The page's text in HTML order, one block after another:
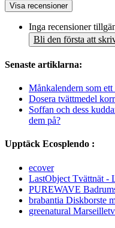
Visa recensioner
Inga recensioner
Bli den första att
Senaste artiklarna:
Månkalendern som
Dosera tvättmedel
Soffan och dess
dem på?
Upptäck Ecosplendo :
ecover
LastObject Tvättnät -
PUREWAVE
brabantia Diskborste
greenatural